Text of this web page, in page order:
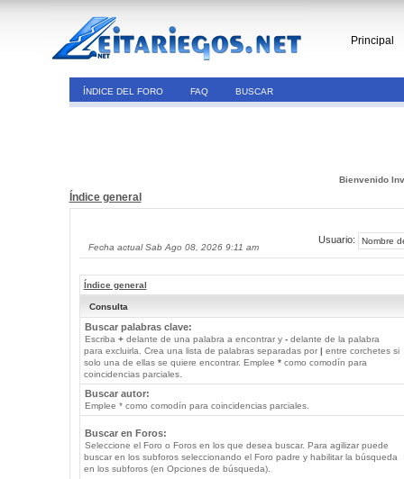
Principal
ÍNDICE DEL FORO FAQ BUSCAR
Bienvenido
Índice general
Fecha actual Sab Ago 08, 2026 9:11 am
Usuario:
Índice general
Consulta
Buscar palabras clave:
Escriba +delante de una palabra a encontrar y -delante de la palabra
para excluirla. Crea una lista de palabras separadas por | entre corchetes si
solo una de ellas se quiere encontrar. Emplee *como comodín para
coincidencias parciales.
Buscar autor:
Emplee * como comodín para coincidencias parciales.
Buscar en Foros:
Seleccione el Foro o Foros en los que desea buscar. Para agilizar puede
buscar en los subforos seleccionando el Foro padre y habilitar la búsqueda
en los subforos (en Opciones de búsqueda).